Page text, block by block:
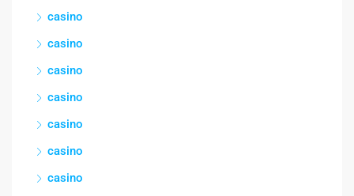
casino
casino
casino
casino
casino
casino
casino